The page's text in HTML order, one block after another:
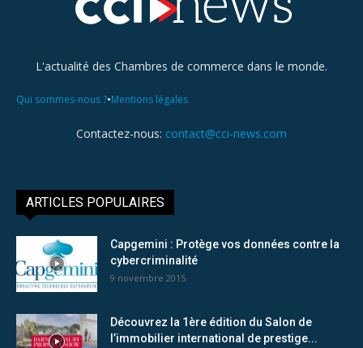
L'actualité des Chambres de commerce dans le monde.
Qui sommes-nous ?•Mentions légales
Contactez-nous: contact@cci-news.com
ARTICLES POPULAIRES
Capgemini : Protège vos données contre la
cybercriminalité
9 novembre 2015
Découvrez la 1ère édition du Salon de
l’immobilier international de prestige...